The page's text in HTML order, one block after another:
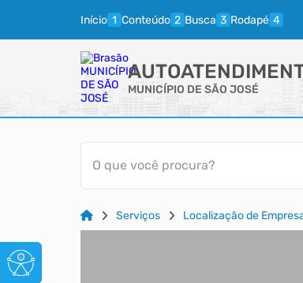
Início Conteúdo Busca Rodapé
MUNICÍPIO DE SÃO JOSÉ
O que você procura?
Serviços Localização de